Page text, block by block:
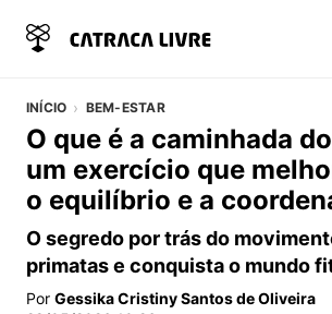
INÍCIO BEM-ESTAR
O que é a caminhada
um exercício que
o equilíbrio e a
O segredo por trás do
primatas e conquista o mundo
Por Gessika Cristiny Santos de Oliveira